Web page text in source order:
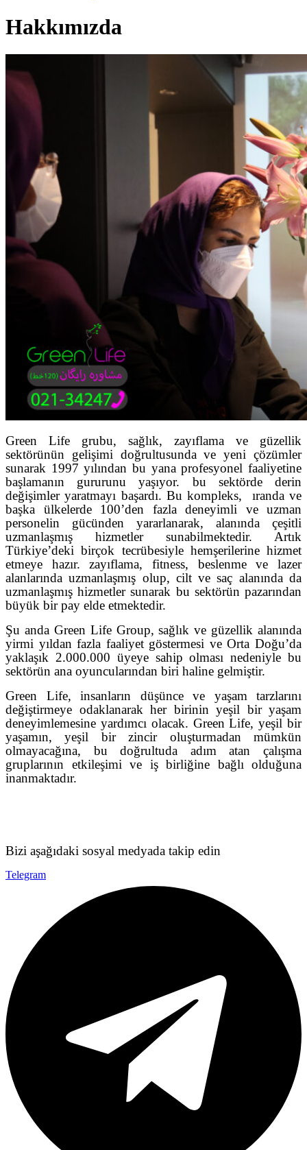
Hakkımızda
Green Life grubu, sağlık, zayıflama ve güzellik
sektörünün gelişimi doğrultusunda ve yeni çözümler
sunarak 1997 yılından bu yana profesyonel faaliyetine
başlamanın gururunu yaşıyor. bu sektörde derin
değişimler yaratmayı başardı. Bu kompleks, ıranda ve
başka ülkelerde 100’den fazla deneyimli ve uzman
personelin gücünden yararlanarak, alanında çeşitli
uzmanlaşmış hizmetler sunabilmektedir.
Artık
Türkiye’deki birçok tecrübesiyle hemşerilerine hizmet
etmeye hazır. zayıflama, fitness, beslenme ve lazer
alanlarında uzmanlaşmış olup, cilt ve saç alanında da
uzmanlaşmış hizmetler sunarak bu sektörün pazarından
büyük bir pay elde etmektedir.
Şu anda Green Life Group, sağlık ve güzellik alanında
yirmi yıldan fazla faaliyet göstermesi ve Orta Doğu’da
yaklaşık 2.000.000 üyeye sahip olması nedeniyle bu
sektörün ana oyuncularından biri haline gelmiştir.
Green Life, insanların düşünce ve yaşam tarzlarını
değiştirmeye odaklanarak her birinin yeşil bir yaşam
deneyimlemesine yardımcı olacak. Green Life, yeşil bir
yaşamın, yeşil bir zincir oluşturmadan mümkün
olmayacağına, bu doğrultuda adım atan çalışma
gruplarının etkileşimi ve iş birliğine bağlı olduğuna
inanmaktadır.
Bizi aşağıdaki sosyal medyada takip edin
Telegram